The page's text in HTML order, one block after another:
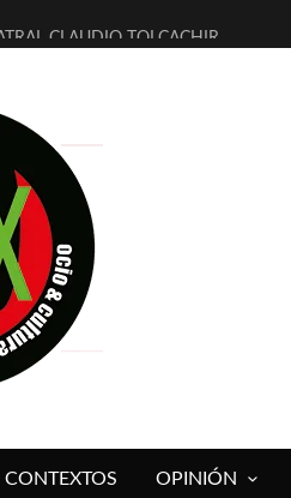
CLAUDIO TOLCACHIR
EN EXVITA
SENCILLEZ]
A SERRAT
EN EXVITA
CONTEXTOS OPINIÓN